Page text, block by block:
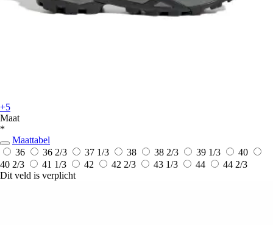
+5
Maat
*
Maattabel
36
36 2/3 37 1/3 38 38 2/3 39 1/3
40
40 2/3
41 1/3 42 42 2/3 43 1/3 44
44 2/3
Dit veld is verplicht